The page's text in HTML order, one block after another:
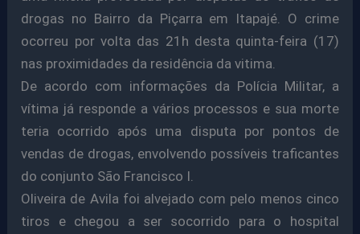
drogas no Bairro da Piçarra em Itapajé. O crime
ocorreu por volta das 21h desta quinta-feira (17)
nas proximidades da residência da vitima.
De acordo com informações da Polícia Militar, a
vítima já responde a vários processos e sua morte
teria ocorrido após uma disputa por pontos de
vendas de drogas, envolvendo possíveis traficantes
do conjunto São Francisco I.
Oliveira de Avila foi alvejado com pelo menos cinco
tiros e chegou a ser socorrido para o hospital